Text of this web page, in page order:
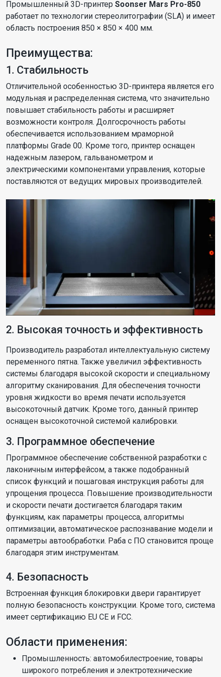
Промышленный 3D-принтер Soonser Mars Pro-850
работает по технологии стереолитографии (SLA) и имеет
область построения 850 × 850 × 400 мм.
Преимущества:
1. Стабильность
Отличительной особенностью 3D-принтера является его
модульная и распределенная система, что значительно
повышает стабильность работы и расширяет
возможности контроля. Долгосрочность работы
обеспечивается использованием мраморной
платформы Grade 00. Кроме того, принтер оснащен
надежным лазером, гальванометром и
электрическими компонентами управления, которые
поставляются от ведущих мировых производителей.
2. Высокая точность и эффективность
Производитель разработал интеллектуальную систему
переменного пятна. Также увеличил эффективность
системы благодаря высокой скорости и специальному
алгоритму сканирования. Для обеспечения точности
уровня жидкости во время печати используется
высокоточный датчик. Кроме того, данный принтер
оснащен высокоточной системой калибровки.
3. Программное обеспечение
Программное обеспечение собственной разработки с
лаконичным интерфейсом, а также подобранный
список функций и пошаговая инструкция работы для
упрощения процесса. Повышение производительности
и скорости печати достигается благодаря таким
функциям, как параметры процесса, алгоритмы
оптимизации, автоматическое распознавание модели и
параметры автообработки. Раба с ПО становится проще
благодаря этим инструментам.
4. Безопасность
Встроенная функция блокировки двери гарантирует
полную безопасность конструкции. Кроме того, система
имеет сертификацию EU CE и FCC.
Области применения:
Промышленность: автомобилестроение, товары
широкого потребления и электротехнические